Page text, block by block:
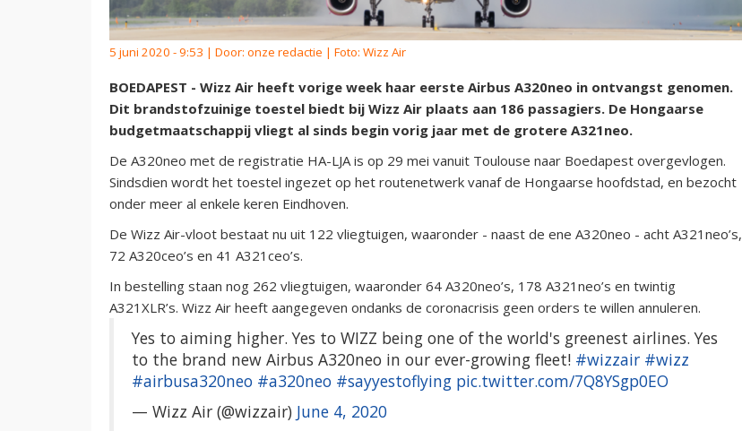
5 juni 2020 - 9:53 | Door: onze redactie | Foto: Wizz Air
BOEDAPEST - Wizz Air heeft vorige week haar eerste Airbus A320neo in ontvangst genomen.
Dit brandstofzuinige toestel biedt bij Wizz Air plaats aan 186 passagiers. De Hongaarse
budgetmaatschappij vliegt al sinds begin vorig jaar met de grotere A321neo.
De A320neo met de registratie HA-LJA is op 29 mei vanuit Toulouse naar Boedapest overgevlogen.
Sindsdien wordt het toestel ingezet op het routenetwerk vanaf de Hongaarse hoofdstad, en bezocht
onder meer al enkele keren Eindhoven.
De Wizz Air-vloot bestaat nu uit 122 vliegtuigen, waaronder - naast de ene A320neo - acht A321neo’s,
72 A320ceo’s en 41 A321ceo’s.
In bestelling staan nog 262 vliegtuigen, waaronder 64 A320neo’s, 178 A321neo’s en twintig
A321XLR’s. Wizz Air heeft aangegeven ondanks de coronacrisis geen orders te willen annuleren.
Yes to aiming higher. Yes to WIZZ being one of the world's greenest airlines. Yes
to the brand new Airbus A320neo in our ever-growing fleet! #wizzair #wizz
#airbusa320neo #a320neo #sayyestoflying pic.twitter.com/7Q8YSgp0EO
— Wizz Air (@wizzair) June 4, 2020